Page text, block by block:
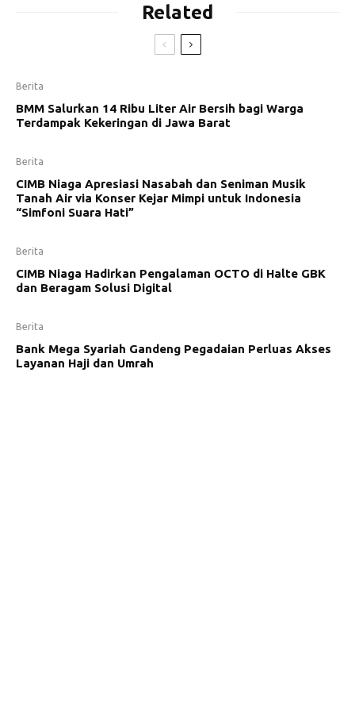
Related
Berita
BMM Salurkan 14 Ribu Liter Air Bersih bagi Warga
Terdampak Kekeringan di Jawa Barat
Berita
CIMB Niaga Apresiasi Nasabah dan Seniman Musik
Tanah Air via Konser Kejar Mimpi untuk Indonesia
“Simfoni Suara Hati”
Berita
CIMB Niaga Hadirkan Pengalaman OCTO di Halte GBK
dan Beragam Solusi Digital
Berita
Bank Mega Syariah Gandeng Pegadaian Perluas Akses
Layanan Haji dan Umrah